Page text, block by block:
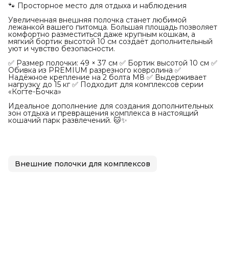
🐾 Просторное место для отдыха и наблюдения
Увеличенная внешняя полочка станет любимой
лежанкой вашего питомца. Большая площадь позволяет
комфортно разместиться даже крупным кошкам, а
мягкий бортик высотой 10 см создаёт дополнительный
уют и чувство безопасности.
✅ Размер полочки: 49 × 37 см ✅ Бортик высотой 10 см ✅
Обивка из PREMIUM разрезного ковролина ✅
Надёжное крепление на 2 болта М8 ✅ Выдерживает
нагрузку до 15 кг ✅ Подходит для комплексов серии
«Когте-Бочка»
Идеальное дополнение для создания дополнительных
зон отдыха и превращения комплекса в настоящий
кошачий парк развлечений. 🐱✨
Внешние полочки для комплексов